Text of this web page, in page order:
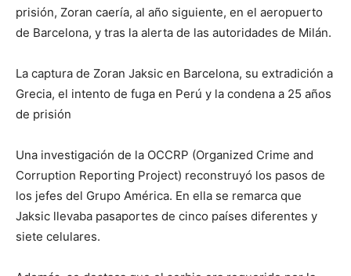
prisión, Zoran caería, al año siguiente, en el aeropuerto
de Barcelona, y tras la alerta de las autoridades de Milán.
La captura de Zoran Jaksic en Barcelona, su extradición a
Grecia, el intento de fuga en Perú y la condena a 25 años
de prisión
Una investigación de la OCCRP (Organized Crime and
Corruption Reporting Project) reconstruyó los pasos de
los jefes del Grupo América. En ella se remarca que
Jaksic llevaba pasaportes de cinco países diferentes y
siete celulares.